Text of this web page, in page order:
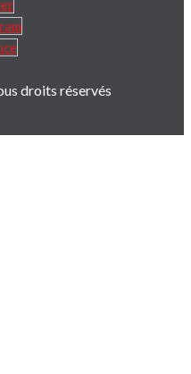
droits réservés